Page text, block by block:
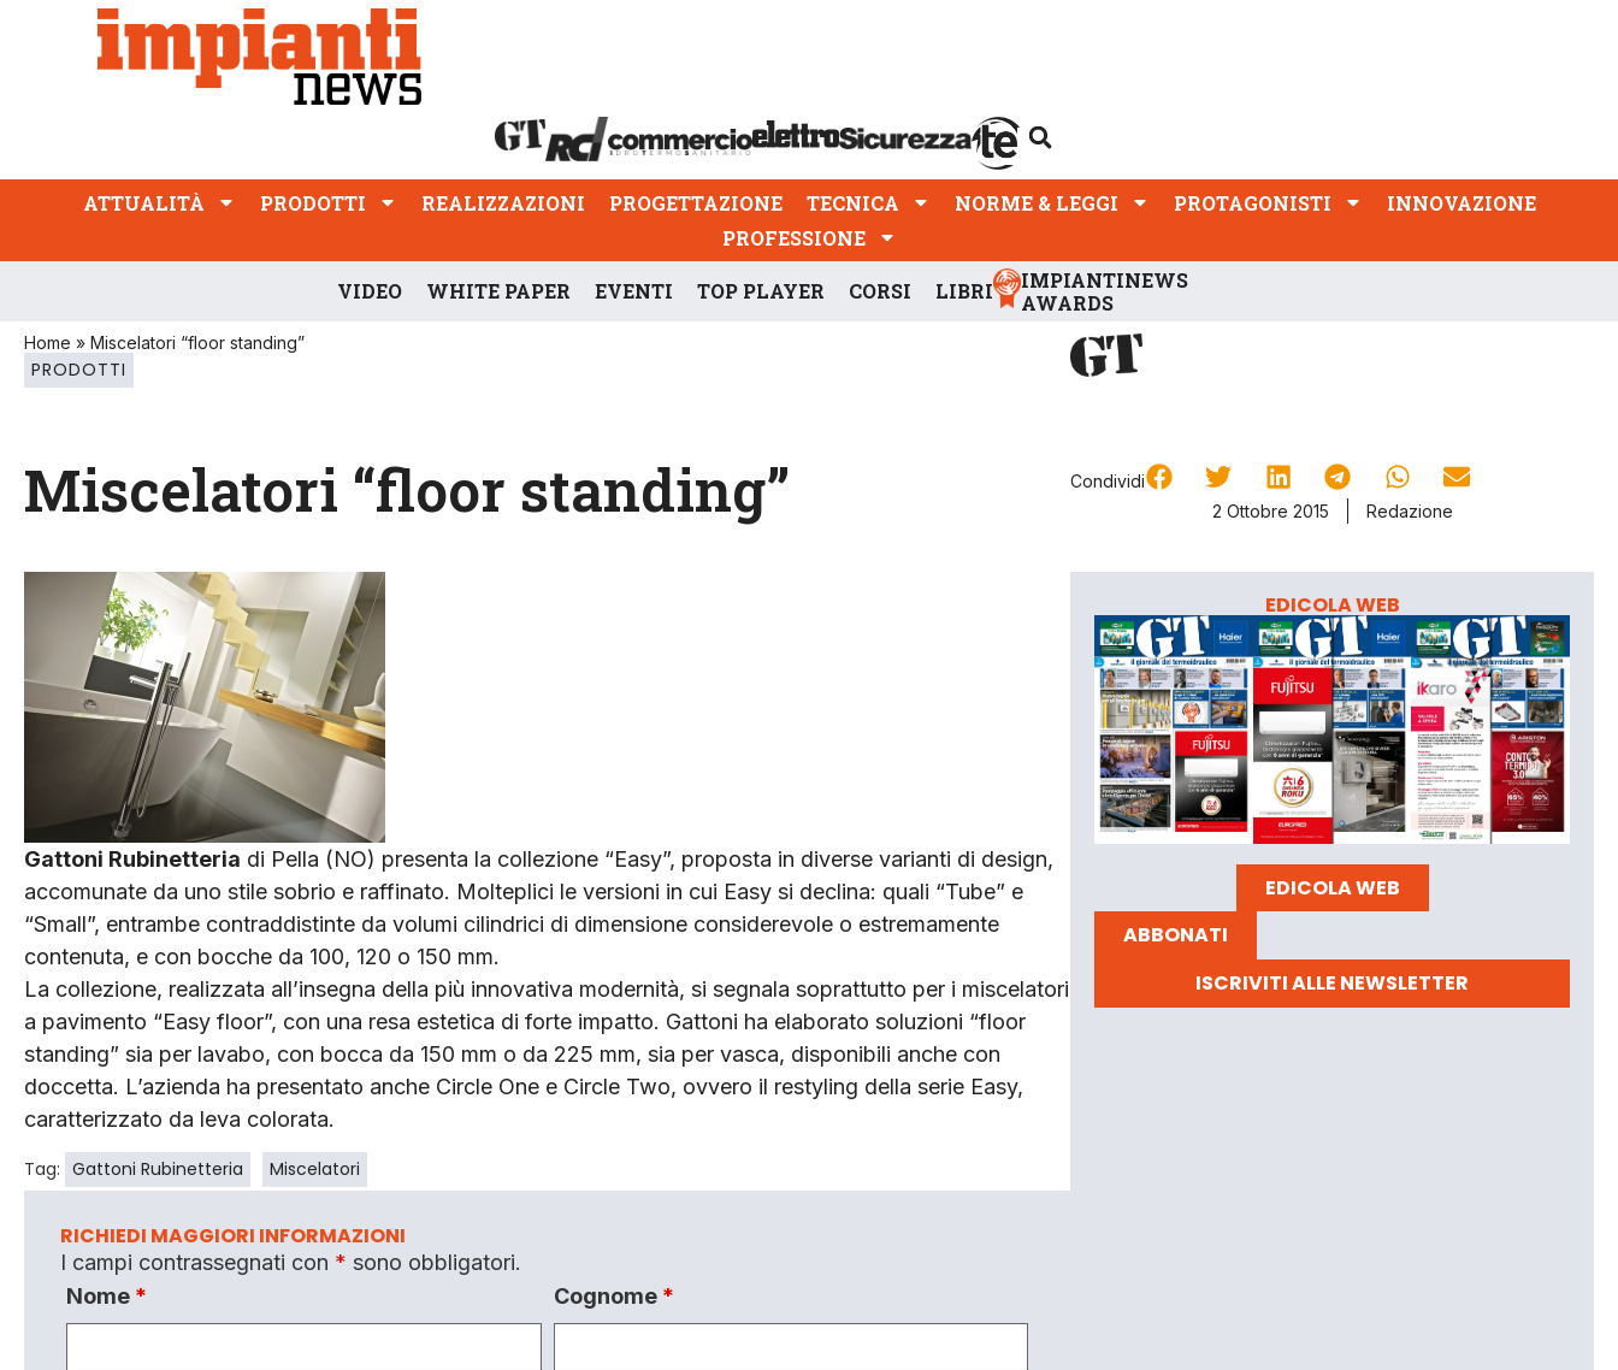
ATTUALITÀ PRODOTTI REALIZZAZIONI
PROFESSIONE
ATTUALITÀ PRODOTTI REALIZZAZIONI PROGETTAZIONE TECNICA NORME & LEGGI PROTAGONISTI
INNOVAZIONE
PROFESSIONE
VIDEO WHITE PAPER EVENTI TOP PLAYER CORSI LIBRI
IMPIANTINEWS
AWARDS
Home » Miscelatori “floor standing”
PRODOTTI
Miscelatori “floor standing”
Condividi
2 Ottobre 2015
Redazione
Gattoni Rubinetteria di Pella (NO) presenta la collezione “Easy”, proposta in diverse varianti di design,
accomunate da uno stile sobrio e raffinato. Molteplici le versioni in cui Easy si declina: quali “Tube” e
“Small”, entrambe contraddistinte da volumi cilindrici di dimensione considerevole o estremamente
contenuta, e con bocche da 100, 120 o 150 mm.
La collezione, realizzata all’insegna della più innovativa modernità, si segnala soprattutto per i miscelatori
a pavimento “Easy floor”, con una resa estetica di forte impatto. Gattoni ha elaborato soluzioni “floor
standing” sia per lavabo, con bocca da 150 mm o da 225 mm, sia per vasca, disponibili anche con
doccetta. L’azienda ha presentato anche Circle One e Circle Two, ovvero il restyling della serie Easy,
caratterizzato da leva colorata.
Tag: Gattoni Rubinetteria Miscelatori
RICHIEDI MAGGIORI INFORMAZIONI
I campi contrassegnati con * sono obbligatori.
Nome * Cognome *
EDICOLA WEB
EDICOLA WEB
ABBONATI
ISCRIVITI ALLE NEWSLETTER